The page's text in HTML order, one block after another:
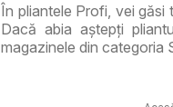
În pliantele Profi, vei găsi
Dacă abia aștepți
magazinele din categoria